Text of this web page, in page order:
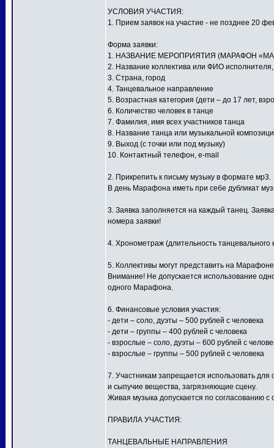
УСЛОВИЯ УЧАСТИЯ:
1. Прием заявок на участие - не позднее 20
Форма заявки:
1. НАЗВАНИЕ МЕРОПРИЯТИЯ (МАРАФОН
2. Название коллектива или ФИО
3. Страна, город
4. Танцевальное направление
5. Возрастная категория (дети – до 17 лет,
6. Количество человек в танце
7. Фамилия, имя всех участников танца
8. Название танца или музыкальной
9. Выход (с точки или под музыку)
10. Контактный телефон, e-mail
2. Прикрепить к письму музыку в формате мр3.
В день Марафона иметь при себе дубликат
3. Заявка заполняется на каждый танец.
номера заявки!
4. Хронометраж (длительность танцевального
5. Коллективы могут представить на
Внимание! Не допускается использование
одного Марафона.
6. Финансовые условия участия:
- дети – соло, дуэты – 500 рублей с человека
- дети – группы – 400 рублей с человека
- взрослые – соло, дуэты – 600 рублей с
- взрослые – группы – 500 рублей с человека
7. Участникам запрещается использовать
и сыпучие вещества, загрязняющие сцену.
Живая музыка допускается по согласованию
ПРАВИЛА УЧАСТИЯ:
ТАНЦЕВАЛЬНЫЕ НАПРАВЛЕНИЯ